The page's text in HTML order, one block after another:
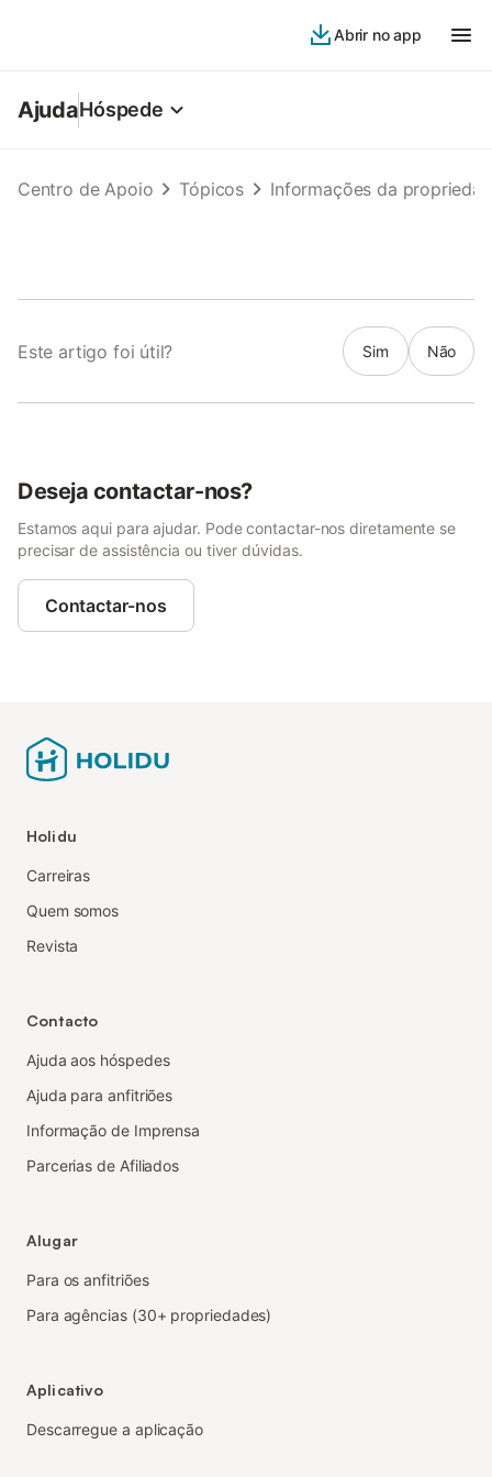
Abrir no app
AjudaHóspede
Centro de Apoio Tópicos Informações da
Este artigo foi útil? Sim Não
Deseja contactar-nos?
Estamos aqui para ajudar. Pode contactar-nos diretamente se
precisar de assistência ou tiver dúvidas.
Contactar-nos
Holidu
Carreiras
Quem somos
Revista
Contacto
Ajuda aos hóspedes
Ajuda para anfitriões
Informação de Imprensa
Parcerias de Afiliados
Alugar
Para os anfitriões
Para agências (30+ propriedades)
Aplicativo
Descarregue a aplicação